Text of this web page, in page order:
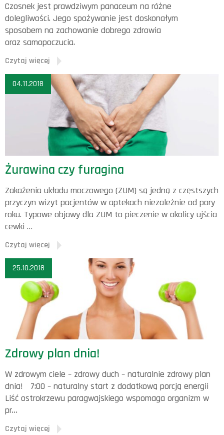
Czosnek jest prawdziwym panaceum na różne
dolegliwości. Jego spożywanie jest doskonałym
sposobem na zachowanie dobrego zdrowia
oraz samopoczucia.
Czytaj więcej
04.11.2018
Żurawina czy furagina
Zakażenia układu moczowego (ZUM) są jedną z częstszych
przyczyn wizyt pacjentów w aptekach niezależnie od pory
roku. Typowe objawy dla ZUM to pieczenie w okolicy ujścia
cewki …
Czytaj więcej
25.10.2018
Zdrowy plan dnia!
W zdrowym ciele – zdrowy duch – naturalnie zdrowy plan
dnia! 7:00 – naturalny start z dodatkową porcją energii
Liść ostrokrzewu paragwajskiego wspomaga organizm w
pr…
Czytaj więcej